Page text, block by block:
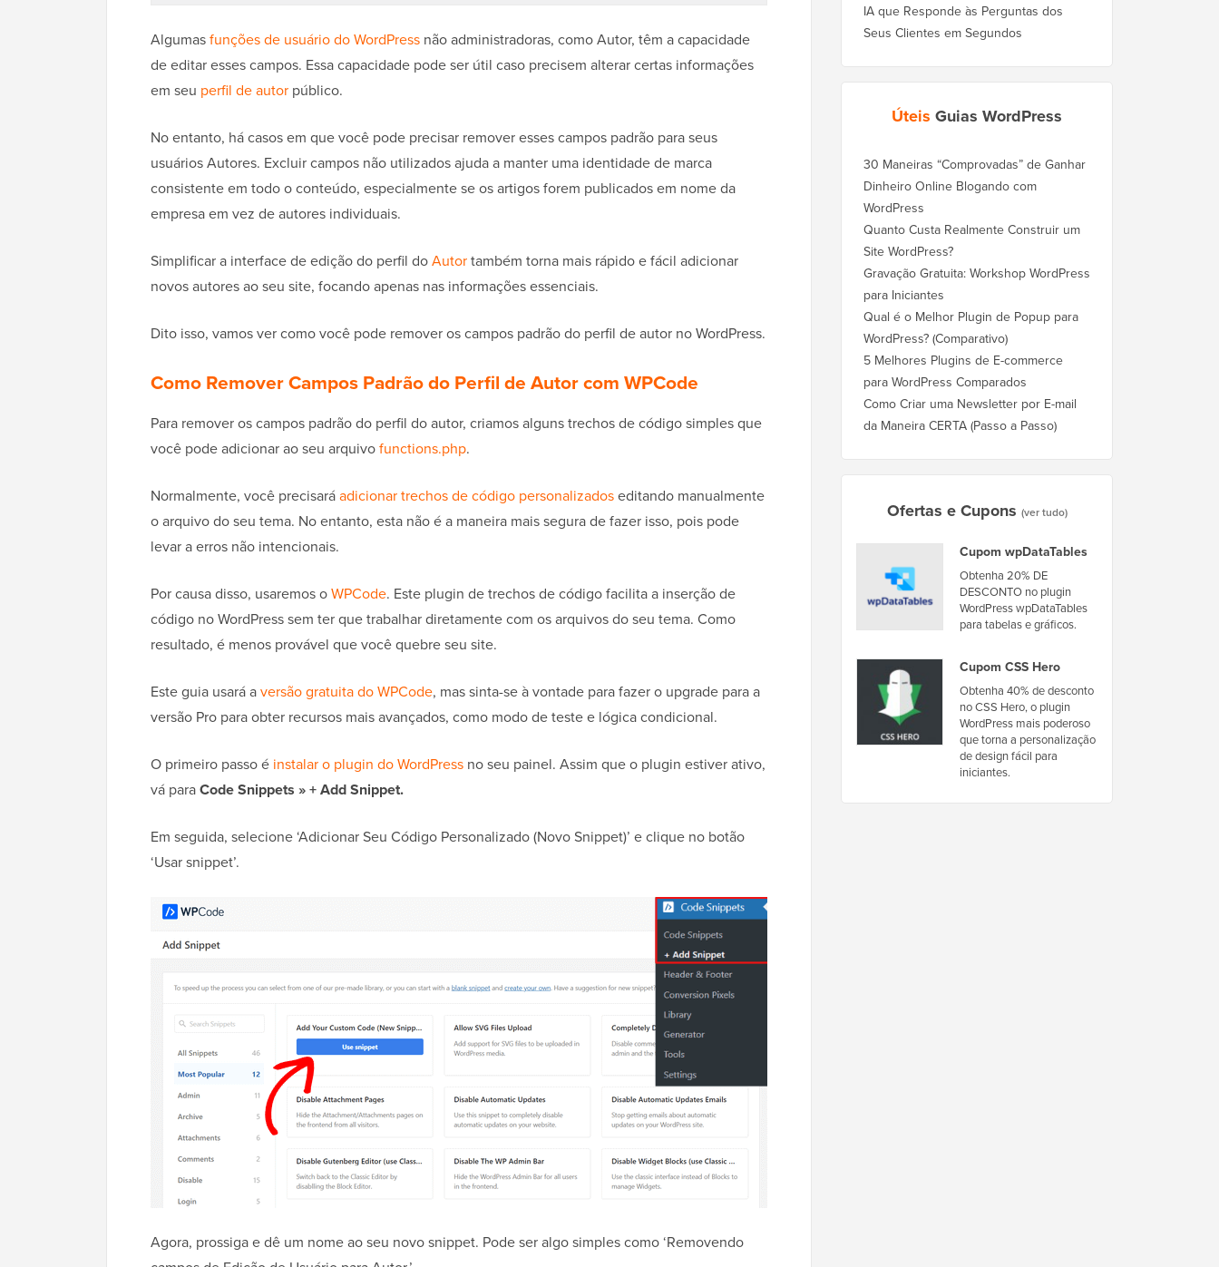
Algumasfunções de usuário do WordPress não administradoras, como Autor, têm a capacidade
de editar esses campos. Essa capacidade pode ser útil caso precisem alterar certas informações
em seu perfil de autor público.
No entanto, há casos em que você pode precisar remover esses campos padrão para seus
usuários Autores. Excluir campos não utilizados ajuda a manter uma identidade de marca
consistente em todo o conteúdo, especialmente se os artigos forem publicados em nome da
empresa em vez de autores individuais.
Simplificar a interface de edição do perfil doAutortambém torna mais rápido e fácil adicionar
novos autores ao seu site, focando apenas nas informações essenciais.
Dito isso, vamos ver como você pode remover os campos padrão do perfil de autor no WordPress.
Como Remover Campos Padrão do Perfil de Autor com WPCode
Para remover os campos padrão do perfil do autor, criamos alguns trechos de código simples que
você pode adicionar ao seu arquivofunctions.php.
Normalmente, você precisaráadicionar trechos de código personalizadoseditando manualmente
o arquivo do seu tema. No entanto, esta não é a maneira mais segura de fazer isso, pois pode
levar a erros não intencionais.
Por causa disso, usaremos oWPCode. Este plugin de trechos de código facilita a inserção de
código no WordPress sem ter que trabalhar diretamente com os arquivos do seu tema. Como
resultado, é menos provável que você quebre seu site.
Este guia usará aversão gratuita do WPCode, mas sinta-se à vontade para fazer o upgrade para a
versão Pro para obter recursos mais avançados, como modo de teste e lógica condicional.
O primeiro passo é instalar o plugin do WordPress no seu painel. Assim que o plugin estiver ativo,
vá paraCode Snippets »+ Add Snippet.
Em seguida, selecione ‘Adicionar Seu Código Personalizado (Novo Snippet)’ e clique no botão
‘Usar snippet’.
Agora, prossiga e dê um nome ao seu novo snippet. Pode ser algo simples como ‘Removendo
IA que Responde às Perguntas dos
Seus Clientes em Segundos
Úteis Guias WordPress
30 Maneiras “Comprovadas” de Ganhar
Dinheiro Online Blogando com
WordPress
Quanto Custa Realmente Construir um
Site WordPress?
Gravação Gratuita: Workshop WordPress
para Iniciantes
Qual é o Melhor Plugin de Popup para
WordPress? (Comparativo)
5 Melhores Plugins de E-commerce
para WordPress Comparados
Como Criar uma Newsletter por E-mail
da Maneira CERTA (Passo a Passo)
Ofertas e Cupons (ver tudo)
Cupom wpDataTables
Obtenha 20% DE
DESCONTO no plugin
WordPress wpDataTables
para tabelas e gráficos.
Cupom CSS Hero
Obtenha 40% de desconto
no CSS Hero, o plugin
WordPress mais poderoso
que torna a personalização
de design fácil para
iniciantes.